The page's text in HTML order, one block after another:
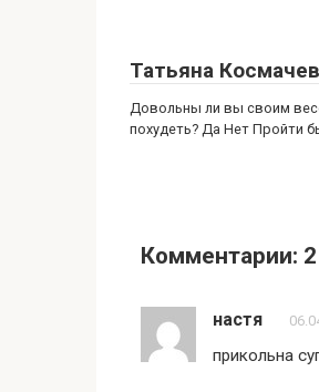
Татьяна
Довольны ли вы своим
похудеть? Да Нет Пройти
Комментарии: 2
настя
прикольна